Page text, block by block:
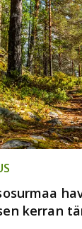
kerran